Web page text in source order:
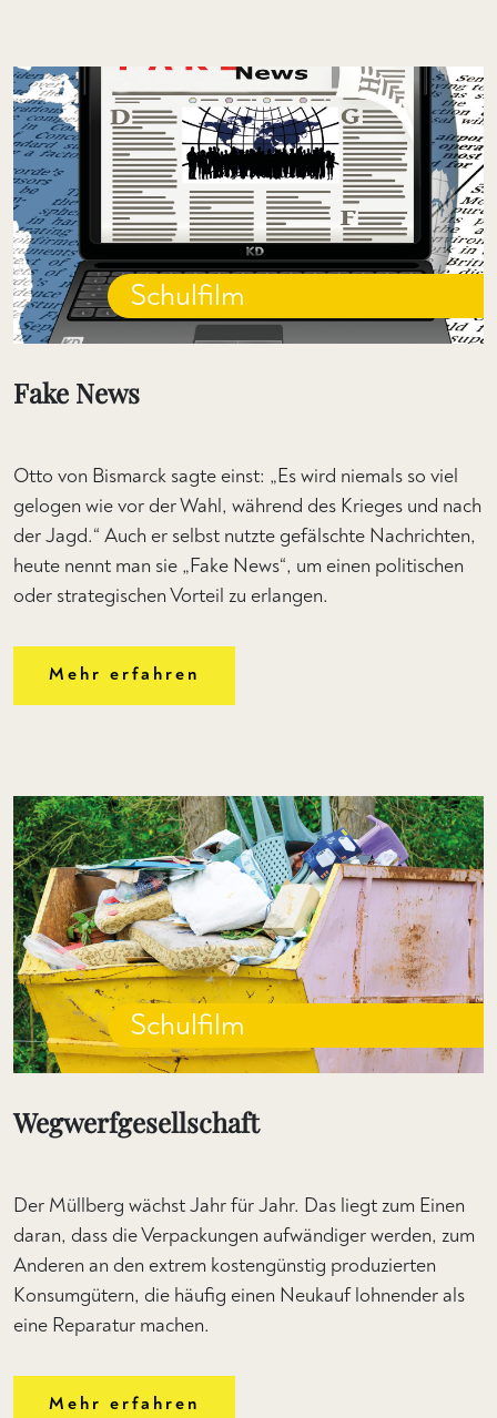
Schulfilm
Fake News
Otto von Bismarck sagte einst: „Es wird niemals so viel
gelogen wie vor der Wahl, während des Krieges und nach
der Jagd.“ Auch er selbst nutzte gefälschte Nachrichten,
heute nennt man sie „Fake News“, um einen politischen
oder strategischen Vorteil zu erlangen.
Mehr erfahren
Schulfilm
Wegwerfgesellschaft
Der Müllberg wächst Jahr für Jahr. Das liegt zum Einen
daran, dass die Verpackungen aufwändiger werden, zum
Anderen an den extrem kostengünstig produzierten
Konsumgütern, die häufig einen Neukauf lohnender als
eine Reparatur machen.
Mehr erfahren